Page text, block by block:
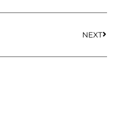
NEXT